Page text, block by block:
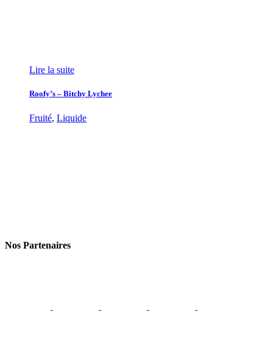
Lire la suite
Roofy’s – Bitchy Lychee
Fruité, Liquide
Nos Partenaires